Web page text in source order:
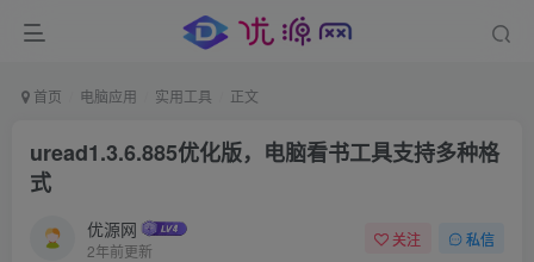
首页 电脑应用 实用工具 正文
uread1.3.6.885优化版，电脑看书工具支持多种格
式
优源网
2年前更新
关注 私信